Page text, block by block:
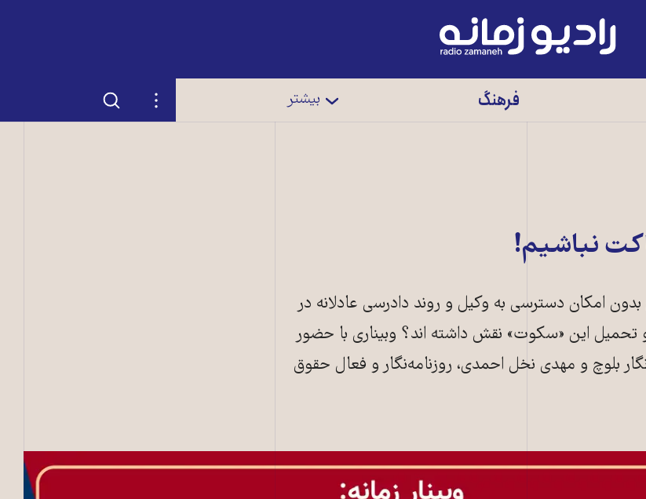
رادیو
زمانه
فرهنگ بیشتر تنظیمات جستجو
نباشیم!
دست‌کم ۱۶ زندانی بلوچ بدون امکان دسترسی به وکیل و روند دادرسی عادلانه در
این «سکوت» نقش داشته اند؟ وبیناری با حضور
بلوچ و مهدی نخل احمدی، روزنامه‌نگار و فعال حقوق